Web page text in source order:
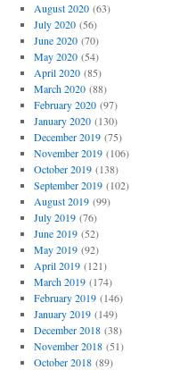
August 2020(63)
July 2020(56)
June 2020(70)
May 2020(54)
April 2020(85)
March 2020(88)
February 2020(97)
January 2020(130)
December 2019(75)
November 2019(106)
October 2019(138)
September 2019(102)
August 2019(99)
July 2019(76)
June 2019(52)
May 2019(92)
April 2019(121)
March 2019(174)
February 2019(146)
January 2019(149)
December 2018(38)
November 2018(51)
October 2018(89)